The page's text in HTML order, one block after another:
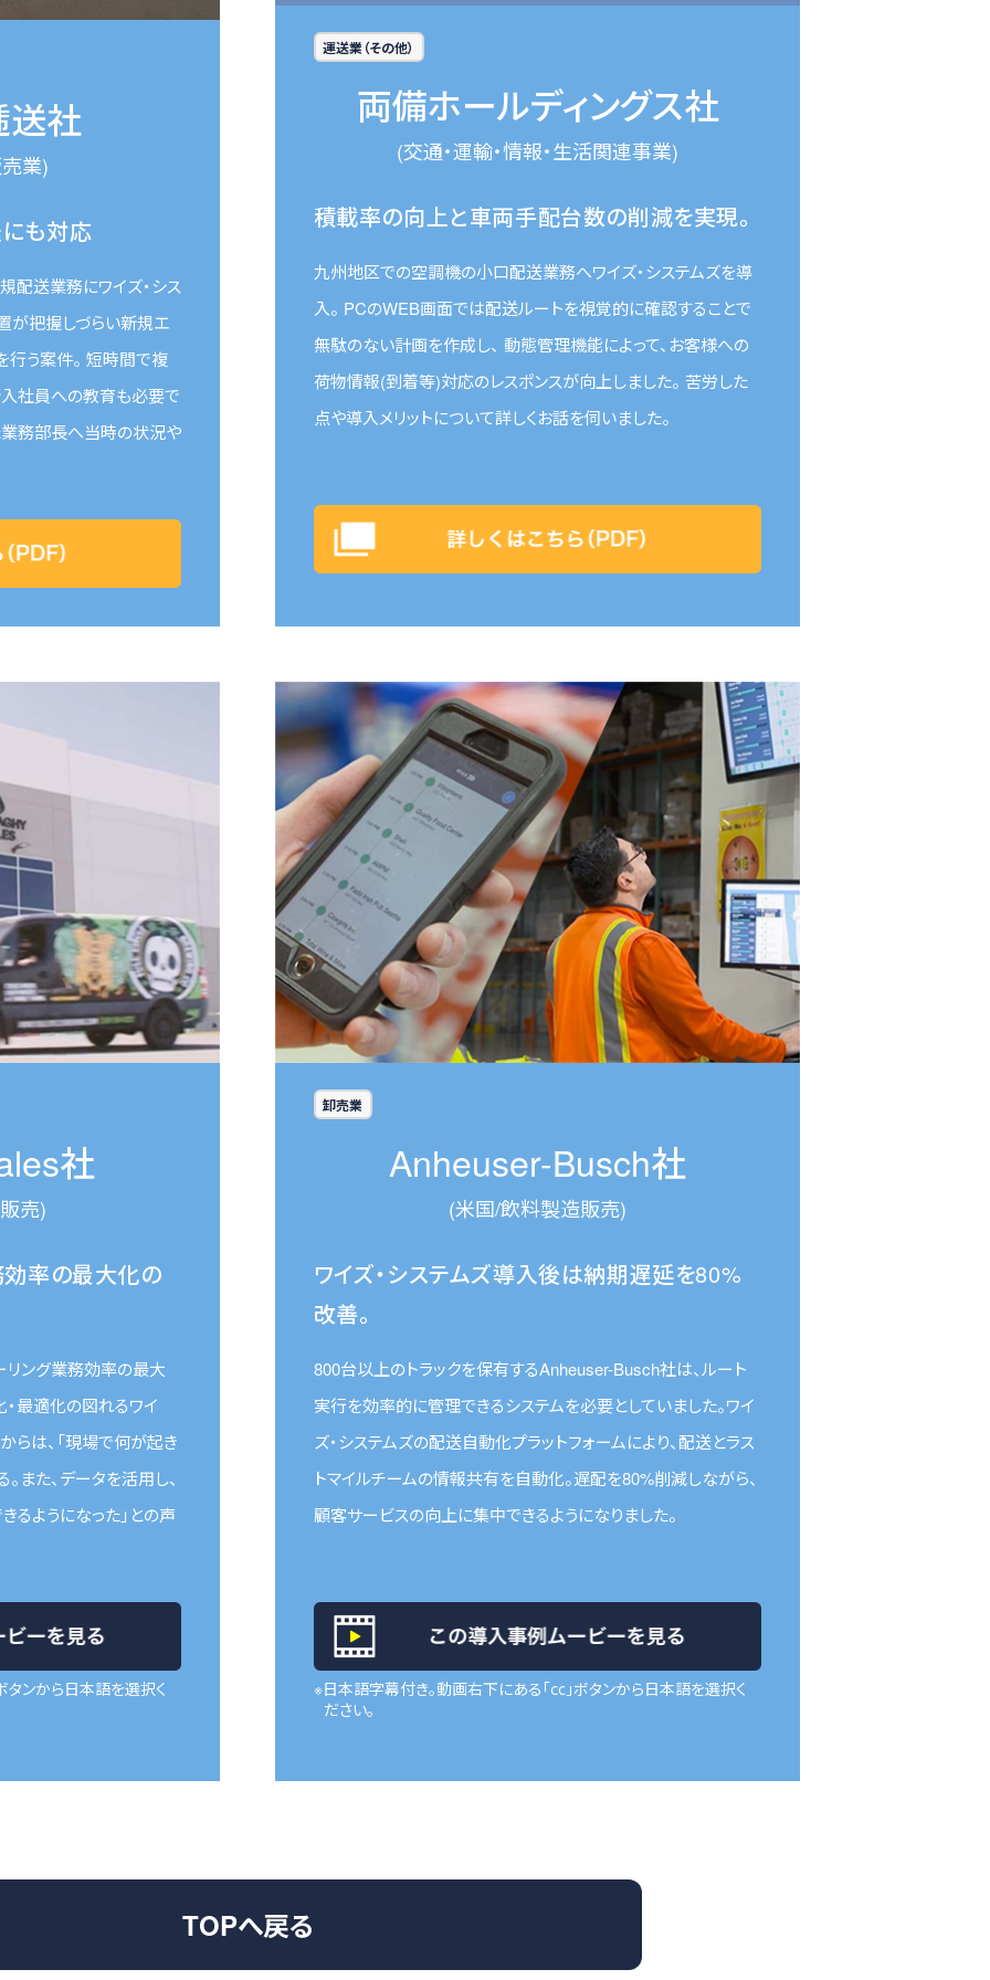
社
業)
も対応
配送業務にワイズ・シス
が把握しづらい新規エ
行う案件。 短時間で複
社員への教育も必要で
務部長へ当時の状況や
運送業（その他）
両備ホールディングス社
(交通・運輸・情報・生活関連事業)
積載率の向上と車両手配台数の削減を実現。
九州地区での空調機の小口配送業務へワイズ・システムズを導
入。 PCのWEB画面では配送ルートを視覚的に確認することで
無駄のない計画を作成し、 動態管理機能によって、お客様への
荷物情報(到着等)対応のレスポンスが向上しました。 苦労した
点や導入メリットについて詳しくお話を伺いました。
社
売)
効率の最大化の
リング業務効率の最大
最適化の図れるワイ
らは、「現場で何が起き
また、データを活用し、
ようになった」との声
タンから日本語を選択く
卸売業
Anheuser-Busch社
(米国/飲料製造販売)
ワイズ・システムズ導入後は納期遅延を80%
改善。
800台以上のトラックを保有するAnheuser-Busch社は、ルート
実行を効率的に管理できるシステムを必要としていました。ワイ
ズ・システムズの配送自動化プラットフォームにより、配送とラス
トマイルチームの情報共有を自動化。遅配を80%削減しながら、
顧客サービスの向上に集中できるようになりました。
※日本語字幕付き。動画右下にある「㏄」ボタンから日本語を選択く
ださい。
TOPへ戻る